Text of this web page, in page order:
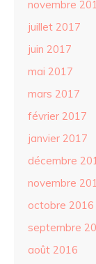
novembre
juillet 2017
juin 2017
mai 2017
mars 2017
février 2017
janvier 2017
décembre
novembre
octobre 2016
septembre
août 2016